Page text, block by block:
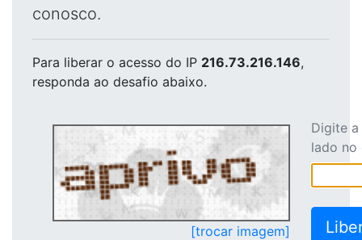
conosco.
Para liberar o acesso do IP 216.73.216.146,
responda ao desafio abaixo.
[trocar imagem]
Digite
lado no